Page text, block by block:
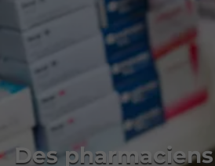
Des pharmaciens